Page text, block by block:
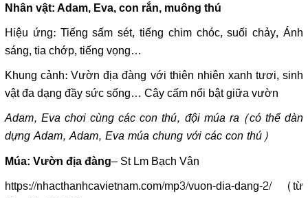
Nhân vật: Adam, Eva, con rắn, muông thú
Hiệu ứng: Tiếng sấm sét, tiếng chim chóc, suối chảy, Ánh
sáng, tia chớp, tiếng vọng…
Khung cảnh: Vườn địa đàng với thiên nhiên xanh tươi, sinh
vật đa dạng đầy sức sống… Cây cấm nổi bật giữa vườn
Adam, Eva chơi cùng các con thú, đội múa ra (có thể dàn
dựng Adam, Adam, Eva múa chung với các con thú)
Múa: Vườn địa đàng– St Lm Bạch Vân
https://nhacthanhcavietnam.com/mp3/vuon-dia-dang-2/(từ